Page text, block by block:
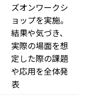
ズオンワークシ
ョップを実施。
結果や気づき、
実際の場面を想
定した際の課題
や応用を全体発
表